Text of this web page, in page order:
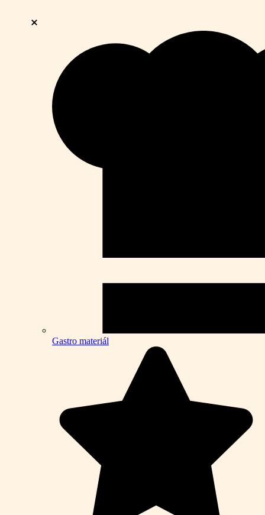
Gastro materiál